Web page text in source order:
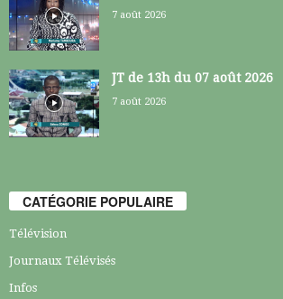
7 août 2026
JT de 13h du 07 août 2026
7 août 2026
CATÉGORIE POPULAIRE
Télévision
Journaux Télévisés
Infos